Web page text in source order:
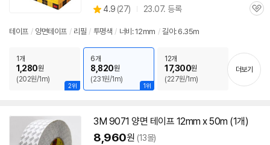
별
점
4.9 (상
리
뷰
27) 23.07. 등록
관
테이프 / 양면테이프 / 리필 / 투명색 / 너비:12mm / 길이: 6.35m
2위
1개
1,280원
(202원/1m)
1위
6개
8,820원
(231원/1m)
12개
17,300원
(227원/1m)
더보기
3M 9071 양면 테이프 12mm x 50m (1개)
8,960원 (13몰)